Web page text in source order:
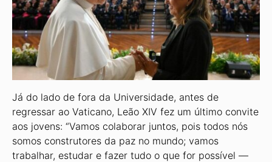
Já do lado de fora da Universidade, antes de
regressar ao Vaticano, Leão XIV fez um último convite
aos jovens: “Vamos colaborar juntos, pois todos nós
somos construtores da paz no mundo; vamos
trabalhar, estudar e fazer tudo o que for possível —